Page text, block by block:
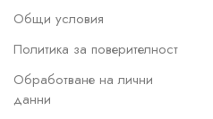
Общи условия
Политика за поверителност
Обработване на лични
данни